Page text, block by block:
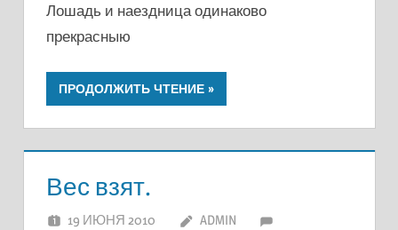
Лошадь и наездница одинаково
прекрасныю
ПРОДОЛЖИТЬ ЧТЕНИЕ
Вес взят.
19 ИЮНЯ 2010
ADMIN